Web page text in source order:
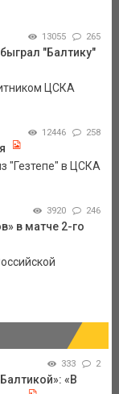
13055 265
"Балтику"
ЦСКА
12446 258
"Гезтепе" в ЦСКА
3920 246
в матче 2-го
333 2
«В